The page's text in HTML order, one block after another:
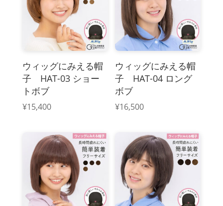
ウィッグにみえる帽
子 HAT-03 ショー
トボブ
¥15,400
ウィッグにみえる帽
子 HAT-04 ロング
ボブ
¥16,500